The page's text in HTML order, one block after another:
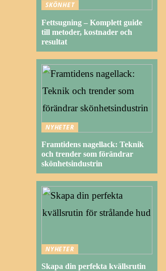
SKÖNHET
Fettsugning – Komplett guide
till metoder, kostnader och
resultat
NYHETER
Framtidens nagellack: Teknik
och trender som förändrar
skönhetsindustrin
NYHETER
Skapa din perfekta kvällsrutin